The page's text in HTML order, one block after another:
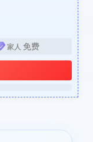
家人 免费